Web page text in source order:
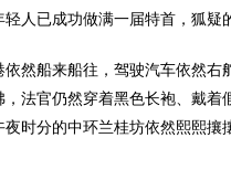
人已成功做满一届特首，狐疑
依然船来船往，驾驶汽车依然右
法官仍然穿着黑色长袍、戴着
时分的中环兰桂坊依然熙熙攘